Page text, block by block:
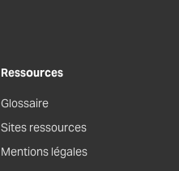
Ressources
Glossaire
Sites ressources
Mentions légales